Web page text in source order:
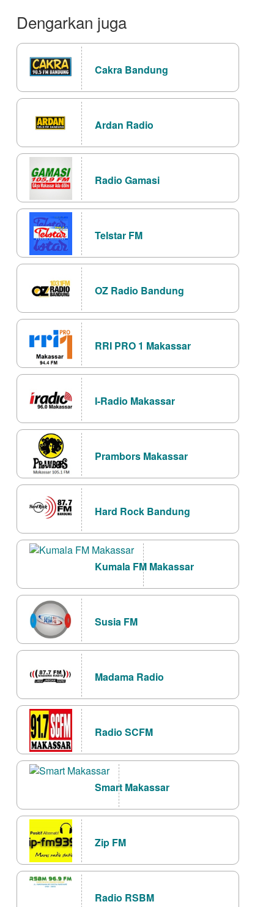
Dengarkan juga
Cakra Bandung
Ardan Radio
Radio Gamasi
Telstar FM
OZ Radio Bandung
RRI PRO 1 Makassar
I-Radio Makassar
Prambors Makassar
Hard Rock Bandung
Kumala FM Makassar
Susia FM
Madama Radio
Radio SCFM
Smart Makassar
Zip FM
Radio RSBM